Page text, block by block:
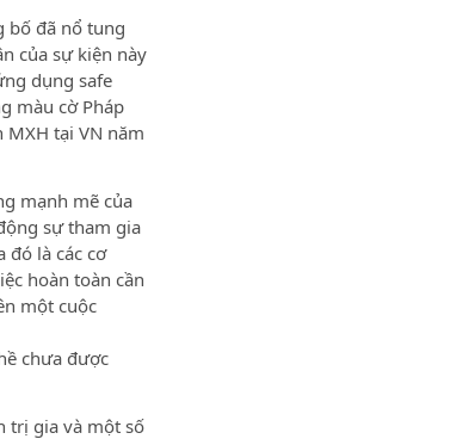
bố đã nổ tung
của sự kiện này
dụng safe
màu cờ Pháp
tại VN năm
mạnh mẽ của
sự tham gia
đó là các cơ
hoàn toàn cần
một cuộc
chưa được
trị gia và một số